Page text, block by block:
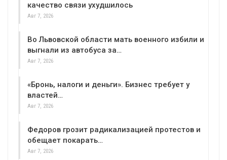
качество связи ухудшилось
Авг 7, 2026
Во Львовской области мать военного избили и
выгнали из автобуса за…
Авг 7, 2026
«Бронь, налоги и деньги». Бизнес требует у
властей…
Авг 7, 2026
Федоров грозит радикализацией протестов и
обещает покарать…
Авг 7, 2026